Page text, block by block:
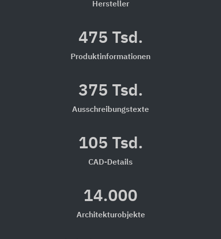
Hersteller
475 Tsd.
Produktinformationen
375 Tsd.
Ausschreibungstexte
105 Tsd.
CAD-Details
14.000
Architekturobjekte